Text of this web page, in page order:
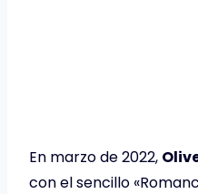
En marzo de 2022,
con el sencillo